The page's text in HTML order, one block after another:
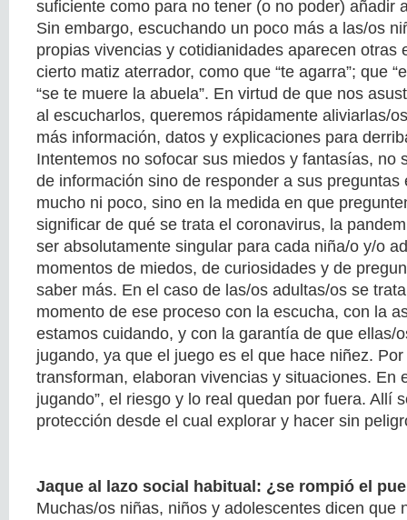
suficiente como para no tener (o no poder) añadir
Sin embargo, escuchando un poco más a las/os
propias vivencias y cotidianidades aparecen otras
cierto matiz aterrador, como que “te agarra”; que
“se te muere la abuela”. En virtud de que nos
al escucharlos, queremos rápidamente aliviarlas/
más información, datos y explicaciones para
Intentemos no sofocar sus miedos y fantasías, no
de información sino de responder a sus preguntas
mucho ni poco, sino en la medida en que
significar de qué se trata el coronavirus, la
ser absolutamente singular para cada niña/o y/o
momentos de miedos, de curiosidades y de
saber más. En el caso de las/os adultas/os se
momento de ese proceso con la escucha, con la
estamos cuidando, y con la garantía de que ellas/
jugando, ya que el juego es el que hace niñez.
transforman, elaboran vivencias y situaciones. En
jugando”, el riesgo y lo real quedan por fuera. Allí
protección desde el cual explorar y hacer sin
Jaque al lazo social habitual: ¿se rompió el
Muchas/os niñas, niños y adolescentes dicen que